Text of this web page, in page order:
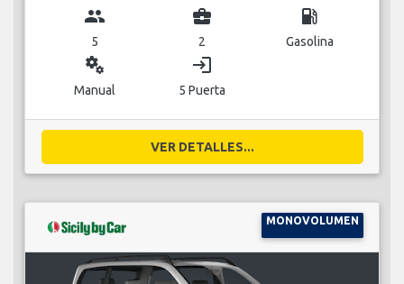
group
5
business_center
2
local_gas_station
Gasolina
miscellaneous_services
Manual
login
5 Puerta
VER DETALLES...
MONOVOLUMEN